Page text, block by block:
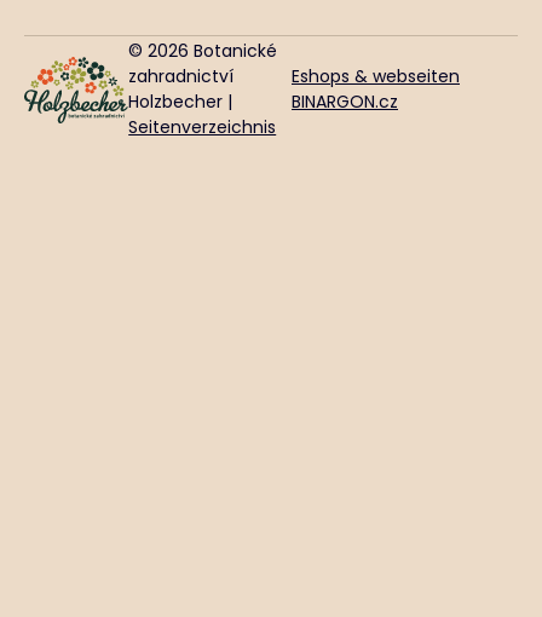
© 2026 Botanické
zahradnictví
Holzbecher |
Seitenverzeichnis
Eshops & webseiten
BINARGON.cz